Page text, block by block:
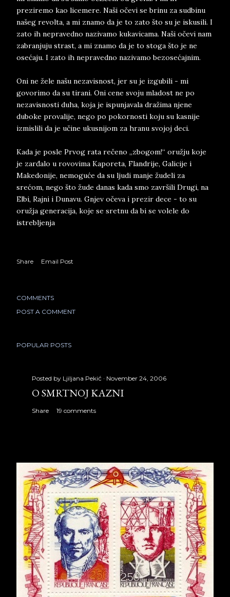
preziremo kao licemere. Naši očevi se brinu za sudbinu
našeg revolta, a mi znamo da je to zato što su je iskusili. I
zato ih nepravedno nazivamo kukavicama. Naši očevi nam
zabranjuju strast, a mi znamo da je to stoga što je ne
osećaju. I zato ih nepravedno nazivamo bezosećajnim.
Oni ne žele našu nezavisnost, jer su je izgubili - mi
govorimo da su tirani. Oni cene svoju mladost ne po
nezavisnosti duha, koja je ispunjavala dražima njene
duboke provalije, nego po pokornosti koju su kasnije
izmislili da je učine ukusnijom za hranu svojoj deci.
Kada je posle Prvog rata rečeno „zbogom!“ oružju koje
je zarđalo u rovovima Kaporeta, Flandrije, Galicije i
Makedonije, nemoguće da su ljudi manje žudeli za
srećom, nego što žude danas kada smo završili Drugi, na
Elbi, Rajni i Dunavu. Gnjev očeva i prezir dece - to su
oružja generacija, koje se sretnu da bi se volele do
istrebljenja
Share Email Post
COMMENTS
POST A COMMENT
POPULAR POSTS
Posted by Ljiljana Pekić November 24, 2006
O SMRTNOJ KAZNI
Share 19 comments